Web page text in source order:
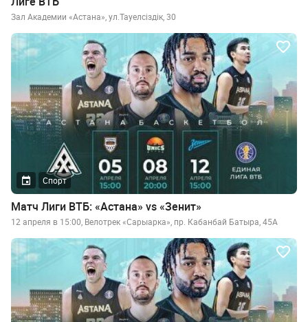
Зал Академии «Астана», ул.Тауелсiздiк, 30
Спорт
Матч Лиги ВТБ: «Астана» vs «Зенит»
12 апреля в 15:00, Велотрек «Сарыарка», пр. Кабанбай Батыра, 45А